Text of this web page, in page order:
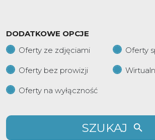
DODATKOWE OPCJE
Oferty ze zdjęciami
Oferty
Oferty bez prowizji
Oferty na wyłączność
SZUKAJ